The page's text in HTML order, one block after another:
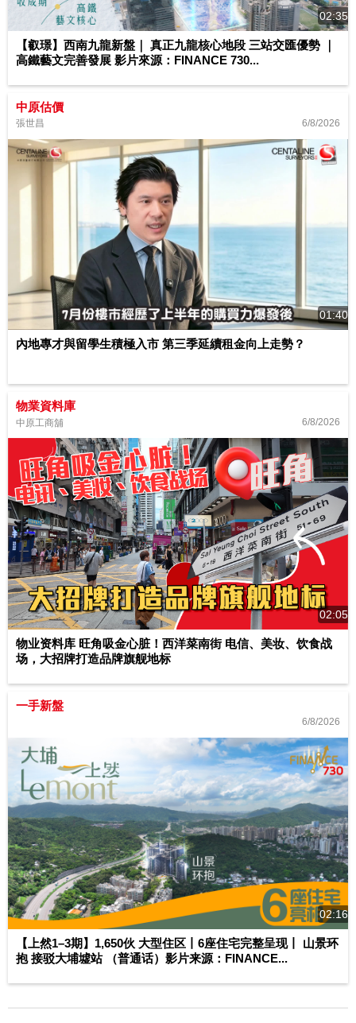
02:35
【叡璟】西南九龍新盤｜ 真正九龍核心地段 三站交匯優勢 ｜
高鐵藝文完善發展 影片來源：FINANCE 730...
中原估價
張世昌 6/8/2026
01:40
內地專才與留學生積極入市 第三季延續租金向上走勢？
物業資料庫
中原工商舖 6/8/2026
02:05
物业资料库 旺角吸金心脏！西洋菜南街 电信、美妆、饮食战
场，大招牌打造品牌旗舰地标
一手新盤
6/8/2026
02:16
【上然1–3期】1,650伙 大型住区丨6座住宅完整呈现丨 山景环
抱 接驳大埔墟站 （普通话）影片来源：FINANCE...